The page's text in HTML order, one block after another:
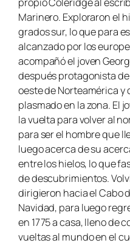
propio Coleridge al
Marinero. Exploraron el
grados sur, lo que para
alcanzado por los
acompañó el joven
después protagonista
oeste de Norteamérica y
plasmado en la zona. El
la vuelta para volver al
para ser el hombre que
luego acerca de su
entre los hielos, lo que
de descubrimientos.
dirigieron hacia el Cabo
Navidad, para luego
en 1775 a casa, lleno de
vueltas al mundo en el